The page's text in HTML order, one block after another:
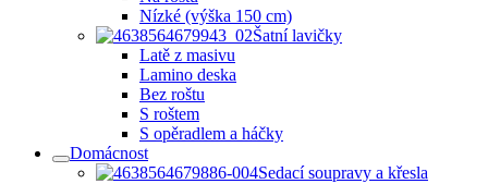
Nízké (výška 150 cm)
Šatní lavičky
Latě z masivu
Lamino deska
Bez roštu
S roštem
S opěradlem a háčky
Domácnost
Sedací soupravy a křesla